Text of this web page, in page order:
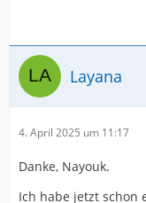
Layana
4. April 2025 um 11:17
Danke, Nayouk.
Ich habe jetzt schon